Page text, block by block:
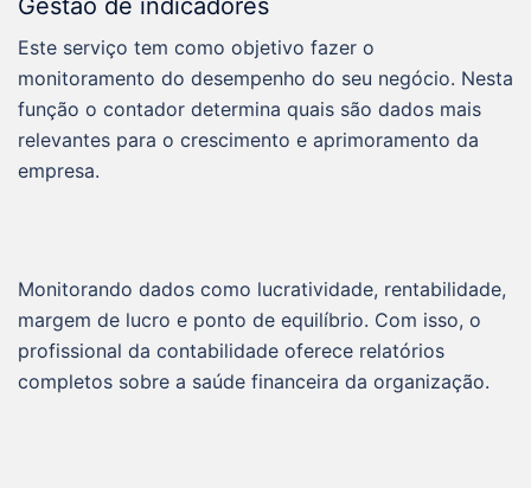
Gestão de indicadores
Este serviço tem como objetivo fazer o
monitoramento do desempenho do seu negócio. Nesta
função o contador determina quais são dados mais
relevantes para o crescimento e aprimoramento da
empresa.
Monitorando dados como lucratividade, rentabilidade,
margem de lucro e ponto de equilíbrio. Com isso, o
profissional da contabilidade oferece relatórios
completos sobre a saúde financeira da organização.